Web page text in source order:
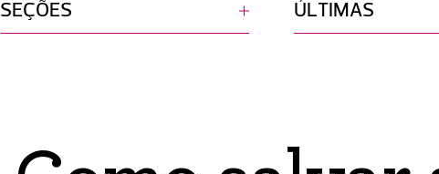
SEÇÕES ÚLTIMAS